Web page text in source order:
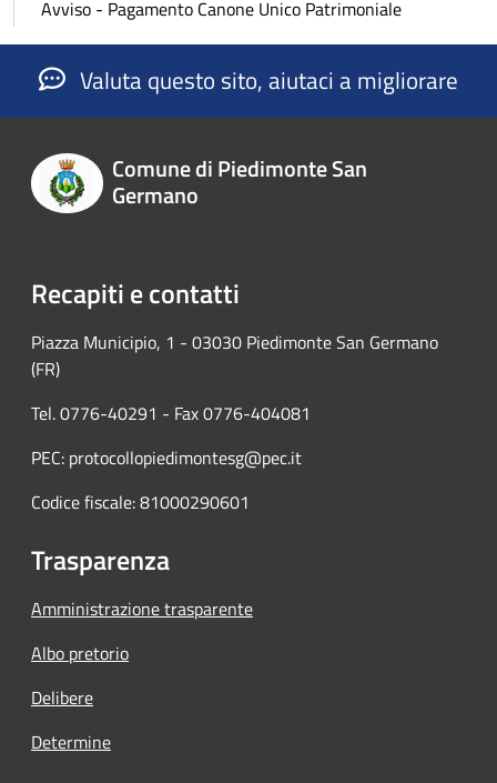
Avviso - Pagamento Canone Unico Patrimoniale
Valuta questo sito, aiutaci a migliorare
Comune di Piedimonte San
Germano
Recapiti e contatti
Piazza Municipio, 1 - 03030 Piedimonte San Germano
(FR)
Tel. 0776-40291 - Fax 0776-404081
PEC: protocollopiedimontesg@pec.it
Codice fiscale: 81000290601
Trasparenza
Amministrazione trasparente
Albo pretorio
Delibere
Determine